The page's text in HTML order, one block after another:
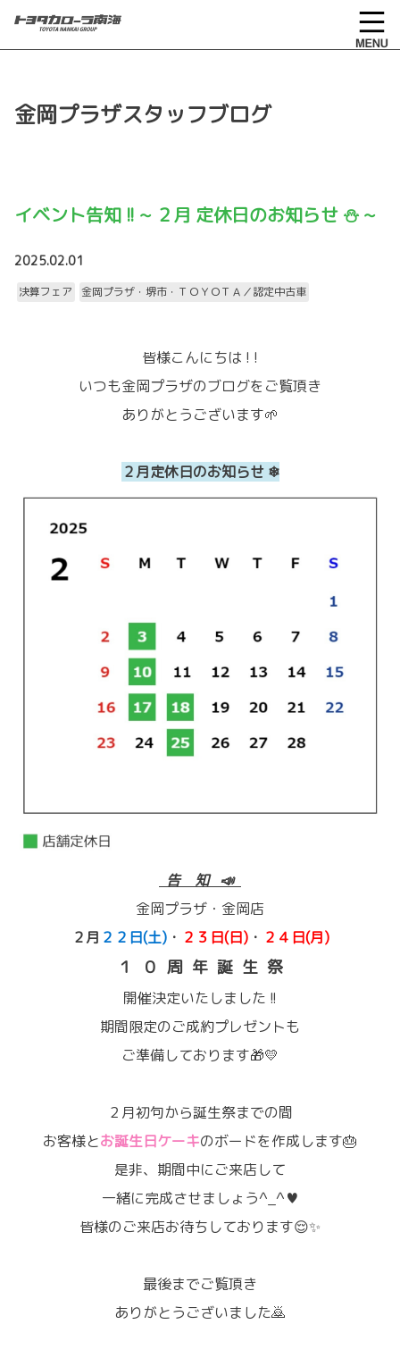
金岡プラザスタッフブログ
イベント告知 !! ~ ２月 定休日のお知らせ ⛄ ~
2025.02.01
決算フェア 金岡プラザ・堺市・ＴＯＹＯＴＡ／認定中古車
皆様こんにちは ! !
いつも金岡プラザのブログをご覧頂き
ありがとうございます🌱
２月定休日のお知らせ ❄
告 知 📣
金岡プラザ・金岡店
２月 ２２日(土)・ ２３日(日)・ ２４日(月)
１ ０ 周 年 誕 生 祭
開催決定いたしました !!
期間限定のご成約プレゼントも
ご準備しております🎁💛
２月初句から誕生祭までの間
お客様とお誕生日ケーキのボードを作成します🎂
是非、期間中にご来店して
一緒に完成させましょう^_^♥
皆様のご来店お待ちしております😌✨
最後までご覧頂き
ありがとうございました🙇